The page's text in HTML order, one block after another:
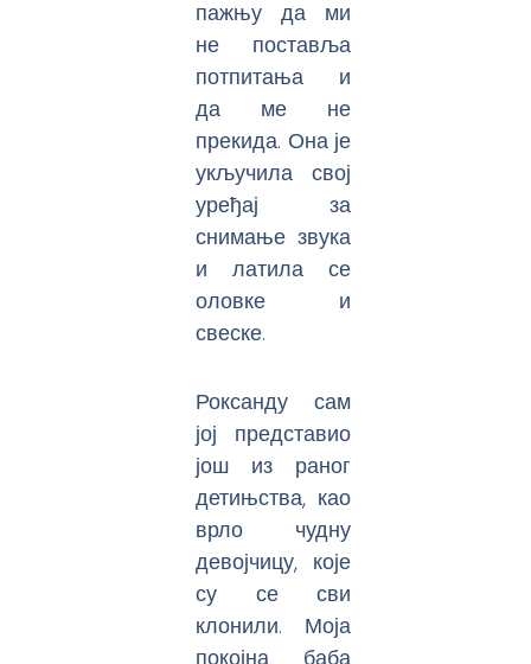
пажњу да ми
не поставља
потпитања и
да ме не
прекида. Она је
укључила свој
уређај за
снимање звука
и латила се
оловке и
свеске.
Роксанду сам
јој представио
још из раног
детињства, као
врло чудну
девојчицу, које
су се сви
клонили. Моја
покојна баба